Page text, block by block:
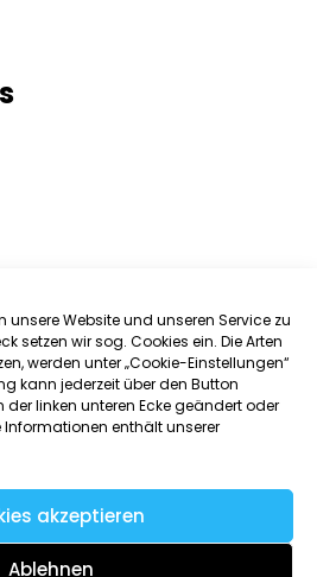
unsere Website und unseren Service zu
setzen wir sog. Cookies ein. Die Arten
werden unter „Cookie-Einstellungen“
kann jederzeit über den Button
der linken unteren Ecke geändert oder
Informationen enthält unserer
akzeptieren
Ablehnen